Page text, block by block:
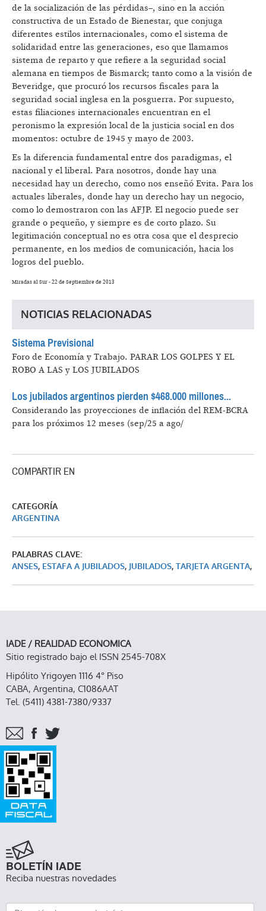
de la socialización de las pérdidas–, sino en la acción
constructiva de un Estado de Bienestar, que conjuga
diferentes estilos internacionales, como el sistema de
solidaridad entre las generaciones, eso que llamamos
sistema de reparto y que refiere a la seguridad social
alemana en tiempos de Bismarck; tanto como a la visión de
Beveridge, que procuró los recursos fiscales para la
seguridad social inglesa en la posguerra. Por supuesto,
estas filiaciones internacionales encuentran en el
peronismo la expresión local de la justicia social en dos
momentos: octubre de 1945 y mayo de 2003.
Es la diferencia fundamental entre dos paradigmas, el
nacional y el liberal. Para nosotros, donde hay una
necesidad hay un derecho, como nos enseñó Evita. Para los
actuales liberales, donde hay un derecho hay un negocio,
como lo demostraron con las AFJP. El negocio puede ser
grande o pequeño, y siempre es de corto plazo. Su
legitimación conceptual no es otra cosa que el desprecio
permanente, en los medios de comunicación, hacia los
logros del pueblo.
Miradas al Sur - 22 de Septiembre de 2013
NOTICIAS RELACIONADAS
Sistema Previsional
Foro de Economía y Trabajo. PARAR LOS GOLPES Y EL
ROBO A LAS y LOS JUBILADOS
Los jubilados argentinos pierden $468.000 millones...
Considerando las proyecciones de inflación del REM-BCRA
para los próximos 12 meses (sep/25 a ago/
COMPARTIR EN
CATEGORÍA
ARGENTINA
PALABRAS CLAVE:
ANSES, ESTAFA A JUBILADOS, JUBILADOS, TARJETA ARGENTA,
IADE / REALIDAD ECONOMICA
Sitio registrado bajo el ISSN 2545-708X
Hipólito Yrigoyen 1116 4° Piso
CABA, Argentina, C1086AAT
Tel. (5411) 4381-7380/9337
BOLETÍN IADE
Reciba nuestras novedades